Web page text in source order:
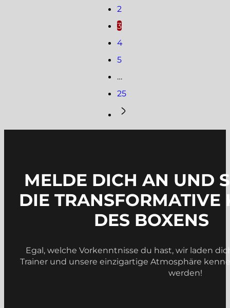
2
3
4
5
…
25
MELDE DICH AN UND
DIE TRANSFORMATIVE
DES BOXENS
Egal, welche Vorkenntnisse du hast, wir laden
Trainer und unsere einzigartige Atmosphäre
werden!